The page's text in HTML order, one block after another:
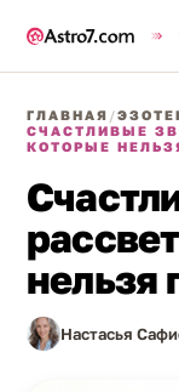
ГЛАВНАЯ /
СЧАСТЛИВЫЕ
КОТОРЫЕ
нельзя
Настасья